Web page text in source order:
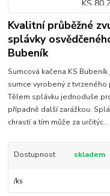
Kvalitní průběžné
splávky
Bubeník
Sumcová kačena KS
sumce vyrobený z
Tělem splávku jednoduše
případně další zarážkou.
chrastí a tím může za určitýc...
Dostupnost skladem
/ks